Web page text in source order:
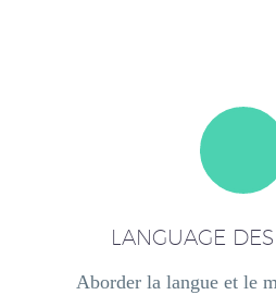
LANGUAGE
Aborder la langue et le